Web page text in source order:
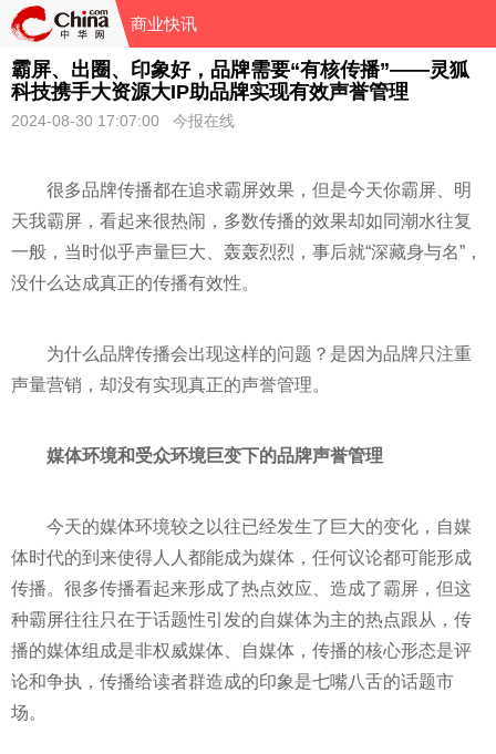
商业快讯
霸屏、出圈、印象好，品牌需要“有核传播”——灵狐
科技携手大资源大IP助品牌实现有效声誉管理
2024-08-30 17:07:00 今报在线
很多品牌传播都在追求霸屏效果，但是今天你霸屏、明
天我霸屏，看起来很热闹，多数传播的效果却如同潮水往复
一般，当时似乎声量巨大、轰轰烈烈，事后就“深藏身与名”，
没什么达成真正的传播有效性。
为什么品牌传播会出现这样的问题？是因为品牌只注重
声量营销，却没有实现真正的声誉管理。
媒体环境和受众环境巨变下的品牌声誉管理
今天的媒体环境较之以往已经发生了巨大的变化，自媒
体时代的到来使得人人都能成为媒体，任何议论都可能形成
传播。很多传播看起来形成了热点效应、造成了霸屏，但这
种霸屏往往只在于话题性引发的自媒体为主的热点跟从，传
播的媒体组成是非权威媒体、自媒体，传播的核心形态是评
论和争执，传播给读者群造成的印象是七嘴八舌的话题市
场。